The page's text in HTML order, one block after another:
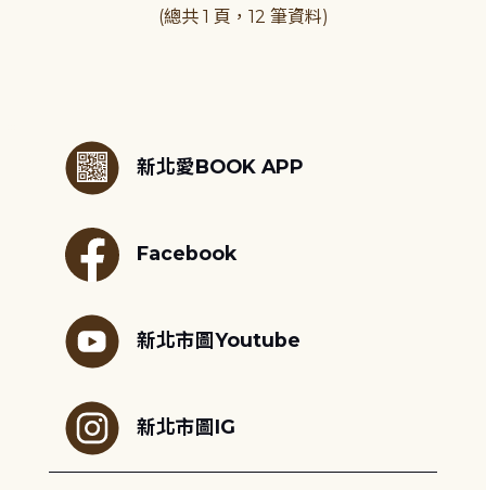
(總共 1 頁，12 筆資料)
新北愛BOOK APP
Facebook
新北市圖Youtube
新北市圖IG